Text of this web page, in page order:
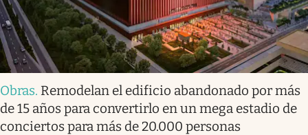
Obras. Remodelan el edificio abandonado por más
de 15 años para convertirlo en un mega estadio de
conciertos para más de 20.000 personas